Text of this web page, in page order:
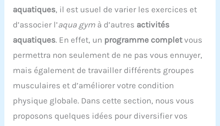
aquatiques, il est usuel de varier les exercices et
d’associer l’aqua gym à d’autres activités
aquatiques. En effet, un programme completvous
permettra non seulement de ne pas vous ennuyer,
mais également de travailler différents groupes
musculaires et d’améliorer votre condition
physique globale. Dans cette section, nous vous
proposons quelques idées pour diversifier vos